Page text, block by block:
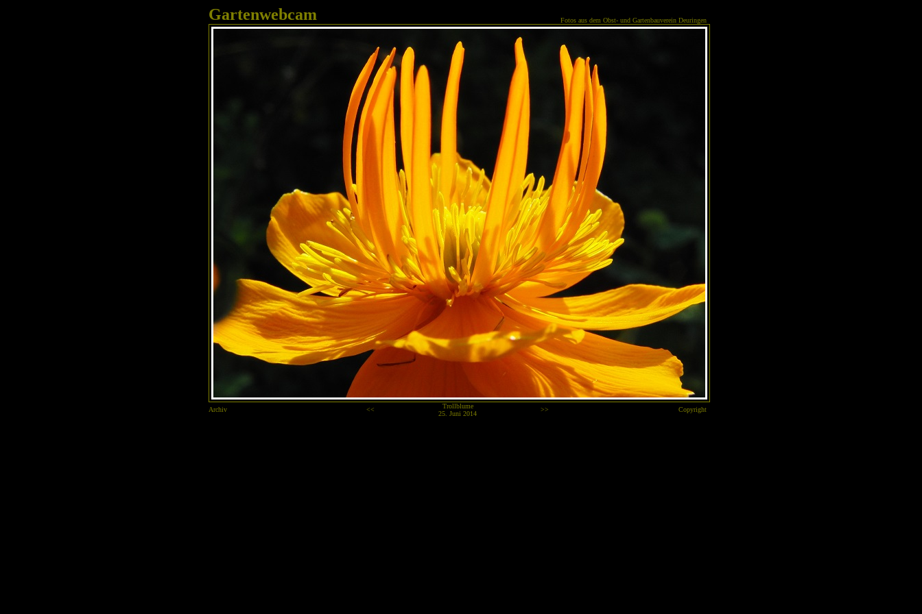
Gartenwebcam Fotos aus dem Obst- und Gartenbauverein Deuringen
Archiv << Trollblume >> Copyright
25. Juni 2014